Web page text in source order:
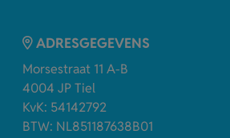
ADRESGEGEVENS
Morsestraat 11 A-B
4004 JP Tiel
KvK: 54142792
BTW: NL851187638B01